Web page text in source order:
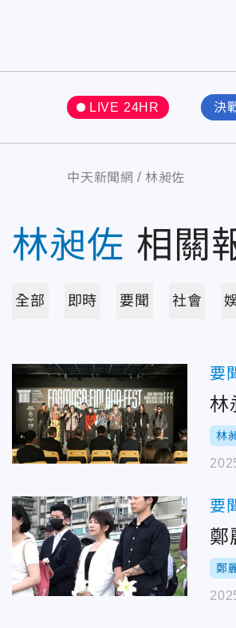
LIVE 24HR 決
中天新聞網 林昶佐
林昶佐 相關
全部 即時 要聞 社會
要
林
林
要
鄭
鄭